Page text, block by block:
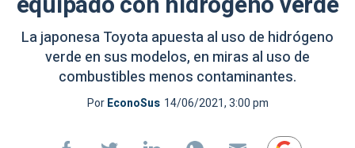
La japonesa Toyota apuesta al uso de hidrógeno
verde en sus modelos, en miras al uso de
combustibles menos contaminantes.
PorEconoSus 14/06/2021, 3:00 pm